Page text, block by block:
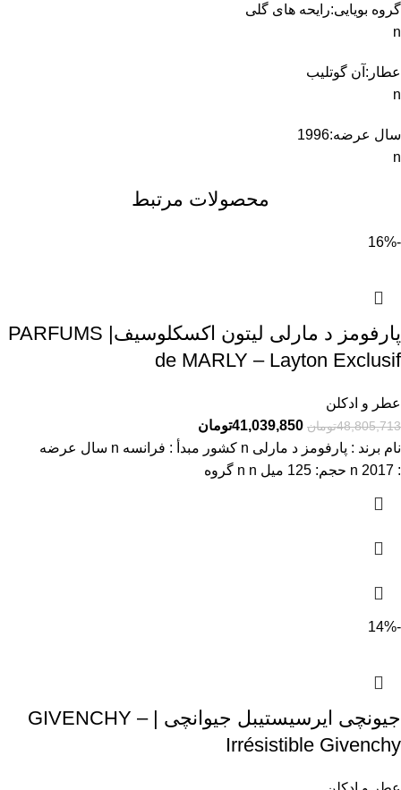
گروه بویایی:رایحه های گلی
n
عطار:آن گوتلیب
n
سال عرضه:1996
n
محصولات مرتبط
-16%
پارفومز د مارلی لیتون اکسکلوسیف| PARFUMS
de MARLY – Layton Exclusif
عطر و ادکلن
48,805,713تومان 41,039,850تومان
نام برند : پارفومز د مارلی n کشور مبدأ : فرانسه n سال عرضه
: 2017 n حجم: 125 میل n n گروه
-14%
جیونچی ایرسیستیبل جیوانچی | GIVENCHY –
Irrésistible Givenchy